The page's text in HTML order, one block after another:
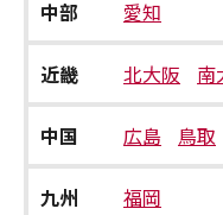
中部 愛知
近畿 北大阪 南
中国 広島 鳥取
九州 福岡